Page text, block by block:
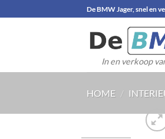
naar
De BMW Jager, snel en
In en verkoop
HOME /